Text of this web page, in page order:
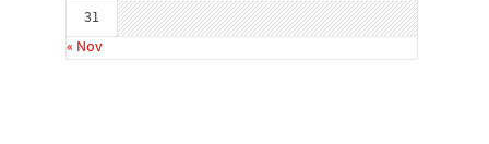
31
« Nov